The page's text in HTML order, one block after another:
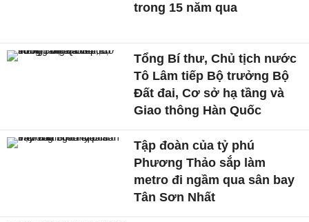
trong 15 năm qua
Tổng Bí thư, Chủ tịch nước
Tô Lâm tiếp Bộ trưởng Bộ
Đất đai, Cơ sở hạ tầng và
Giao thông Hàn Quốc
Tập đoàn của tỷ phú
Phương Thảo sắp làm
metro đi ngầm qua sân bay
Tân Sơn Nhất